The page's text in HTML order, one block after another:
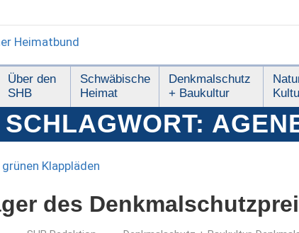
Über den
SHB
Schwäbische
Heimat
Denkmalschutz
+ Baukultur
SCHLAGWORT:
des